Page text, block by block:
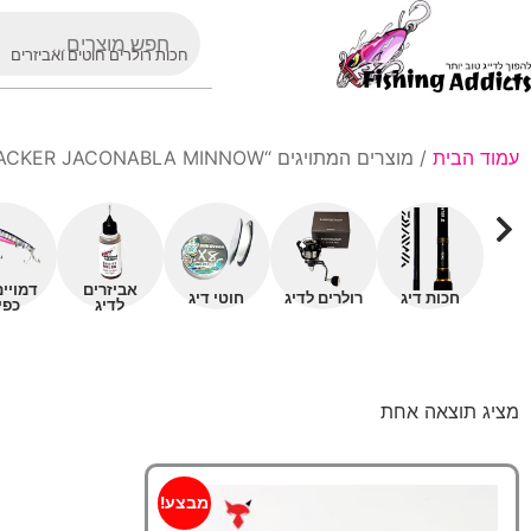
חכות רולרים חוטים ואביזרים
עמוד הבית / מוצרים המתויגים “BIGBACKER JACONABLA MINNOW”
חכות דיג רולרים לדיג חוטי דיג
אביזרים
לדיג
מציג תוצאה אחת
מבצע!